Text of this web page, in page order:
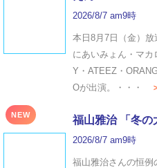
2026/8/7 am9時
本日8月7日（金）放
にあいみょん・マカ
Y・ATEEZ・
Oが出演。・・・
NEW 福山雅治 「冬の
2026/8/7 am9時
福山雅治さんの恒例